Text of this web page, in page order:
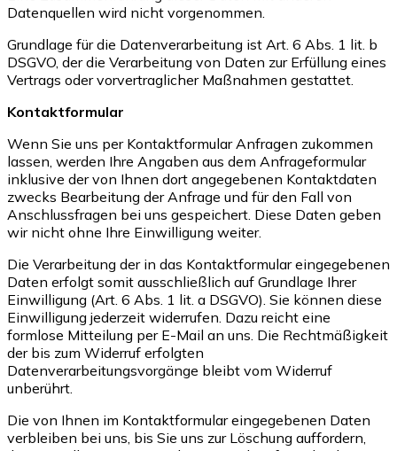
Datenquellen wird nicht vorgenommen.
Grundlage für die Datenverarbeitung ist Art. 6 Abs. 1 lit. b
DSGVO, der die Verarbeitung von Daten zur Erfüllung eines
Vertrags oder vorvertraglicher Maßnahmen gestattet.
Kontaktformular
Wenn Sie uns per Kontaktformular Anfragen zukommen
lassen, werden Ihre Angaben aus dem Anfrageformular
inklusive der von Ihnen dort angegebenen Kontaktdaten
zwecks Bearbeitung der Anfrage und für den Fall von
Anschlussfragen bei uns gespeichert. Diese Daten geben
wir nicht ohne Ihre Einwilligung weiter.
Die Verarbeitung der in das Kontaktformular eingegebenen
Daten erfolgt somit ausschließlich auf Grundlage Ihrer
Einwilligung (Art. 6 Abs. 1 lit. a DSGVO). Sie können diese
Einwilligung jederzeit widerrufen. Dazu reicht eine
formlose Mitteilung per E-Mail an uns. Die Rechtmäßigkeit
der bis zum Widerruf erfolgten
Datenverarbeitungsvorgänge bleibt vom Widerruf
unberührt.
Die von Ihnen im Kontaktformular eingegebenen Daten
verbleiben bei uns, bis Sie uns zur Löschung auffordern,